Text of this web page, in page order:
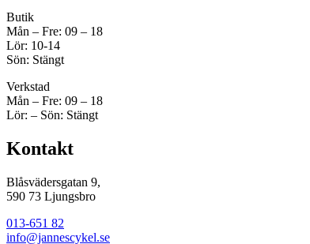
Butik
Mån – Fre: 09 – 18
Lör: 10-14
Sön: Stängt
Verkstad
Mån – Fre: 09 – 18
Lör: – Sön: Stängt
Kontakt
Blåsvädersgatan 9,
590 73 Ljungsbro
013-651 82
info@jannescykel.se